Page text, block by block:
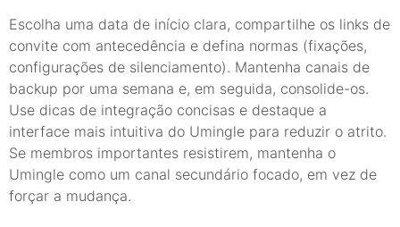
Escolha uma data de início clara, compartilhe os links de
convite com antecedência e defina normas (fixações,
configurações de silenciamento). Mantenha canais de
backup por uma semana e, em seguida, consolide-os.
Use dicas de integração concisas e destaque a
interface mais intuitiva do Umingle para reduzir o atrito.
Se membros importantes resistirem, mantenha o
Umingle como um canal secundário focado, em vez de
forçar a mudança.